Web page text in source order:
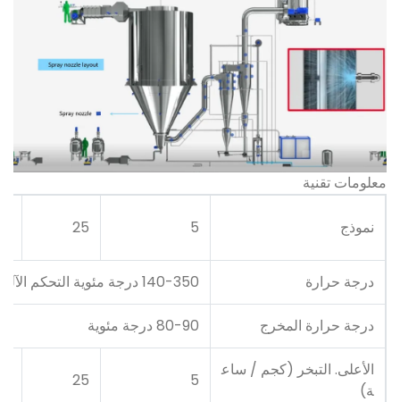
معلومات تقنية
نموذج 5
25
درجة حرارة 140-350 درجة مئوية التحكم الآلي）
درجة حرارة المخرج 80-90 درجة مئوية
الأعلى. التبخر (كجم / ساع
ة)
5
25